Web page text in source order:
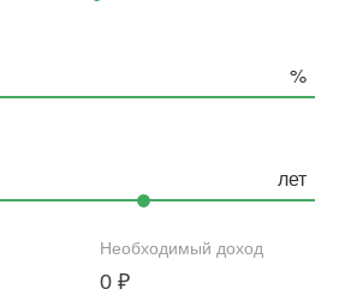
Необходимый доход
0 ₽